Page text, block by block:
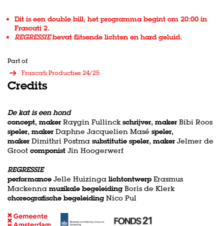
Dit is een double bill, het programma begint om 20:00 in
Frascati 2.
REGRESSIEbevat flitsende lichten en hard geluid.
Part of
Frascati Producties 24/25
Credits
De kat is een hond
concept, maker Raygin Fullinckschrijver, maker Bibi Roos
speler, maker Daphne Jacquelien Masé speler,
maker Dimithri Postma substitutie speler, maker Jelmer de
Groot componist Jin Hoogerwerf
REGRESSIE
performance Jelle Huizinga lichtontwerpErasmus
Mackenna muzikale begeleiding Boris de Klerk
choreografische begeleiding Nico Pul